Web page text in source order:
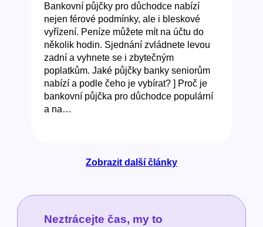
Bankovní půjčky pro důchodce nabízí
nejen férové podmínky, ale i bleskové
vyřízení. Peníze můžete mít na účtu do
několik hodin. Sjednání zvládnete levou
zadní a vyhnete se i zbytečným
poplatkům. Jaké půjčky banky seniorům
nabízí a podle čeho je vybírat? ] Proč je
bankovní půjčka pro důchodce populární
a na…
Zobrazit další články
Neztrácejte čas, my to